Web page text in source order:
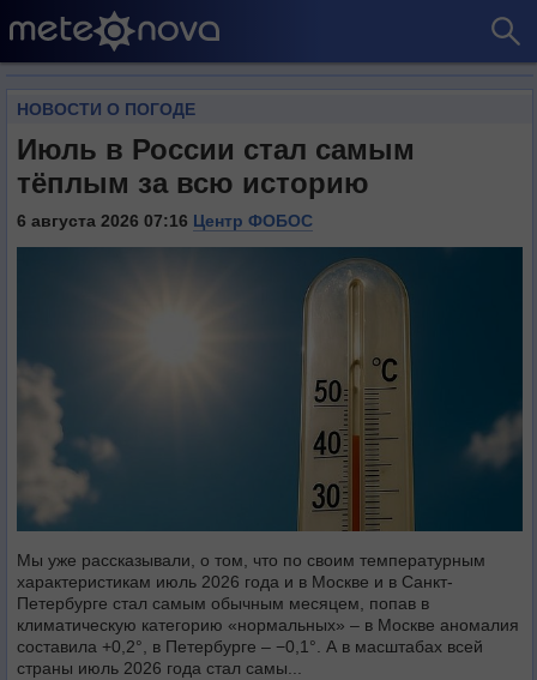
НОВОСТИ О ПОГОДЕ
Июль в России стал самым
тёплым за всю историю
6 августа 2026 07:16 Центр ФОБОС
Мы уже рассказывали, о том, что по своим температурным
характеристикам июль 2026 года и в Москве и в Санкт-
Петербурге стал самым обычным месяцем, попав в
климатическую категорию «нормальных» – в Москве аномалия
составила +0,2°, в Петербурге – −0,1°. А в масштабах всей
страны июль 2026 года стал самы...